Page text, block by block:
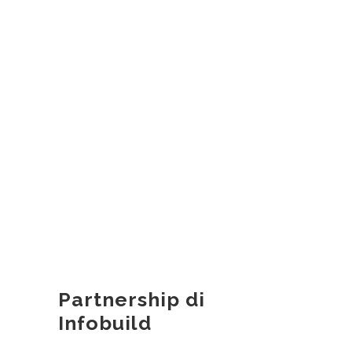
Partnership di
Infobuild